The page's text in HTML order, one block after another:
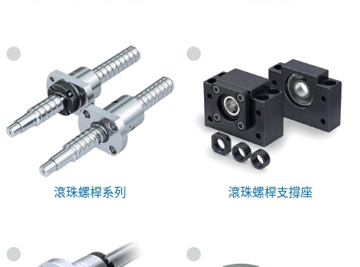
滾珠螺桿系列 滾珠螺桿支撐座